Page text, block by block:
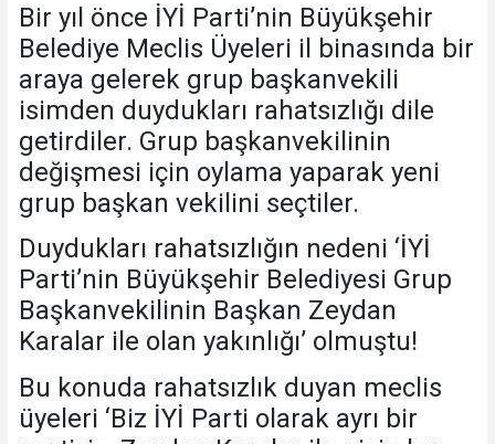
Bir yıl önce İYİ Parti’nin Büyükşehir
Belediye Meclis Üyeleri il binasında bir
araya gelerek grup başkanvekili
isimden duydukları rahatsızlığı dile
getirdiler. Grup başkanvekilinin
değişmesi için oylama yaparak yeni
grup başkan vekilini seçtiler.
Duydukları rahatsızlığın nedeni ‘İYİ
Parti’nin Büyükşehir Belediyesi Grup
Başkanvekilinin Başkan Zeydan
Karalar ile olan yakınlığı’ olmuştu!
Bu konuda rahatsızlık duyan meclis
üyeleri ‘Biz İYİ Parti olarak ayrı bir